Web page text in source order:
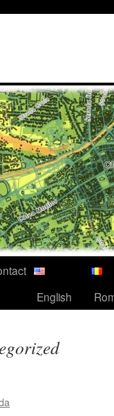
English